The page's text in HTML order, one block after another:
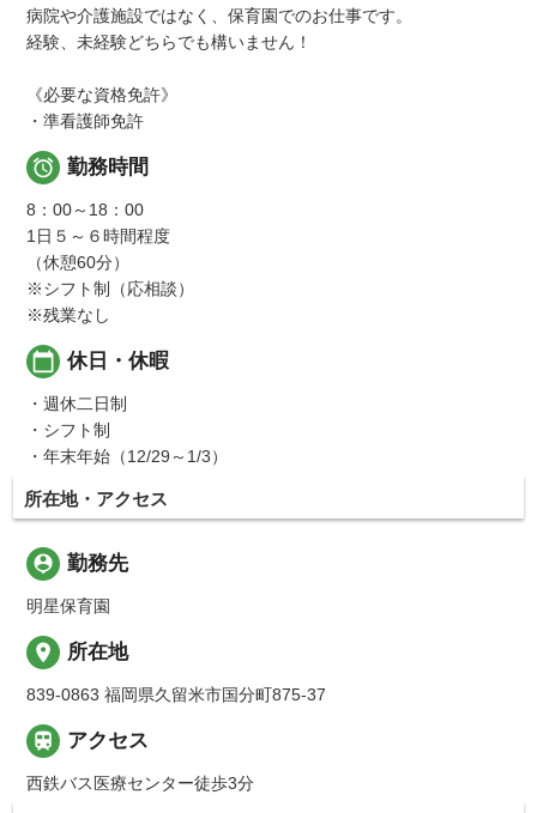
病院や介護施設ではなく、保育園でのお仕事です。
経験、未経験どちらでも構いません！
《必要な資格免許》
・準看護師免許
 勤務時間
8：00～18：00
1日５～６時間程度
（休憩60分）
※シフト制（応相談）
※残業なし
calendar_today 休日・休暇
・週休二日制
・シフト制
・年末年始（12/29～1/3）
所在地・アクセス
person_pin 勤務先
明星保育園
place 所在地
839-0863 福岡県久留米市国分町875-37
 アクセス
西鉄バス医療センター徒歩3分